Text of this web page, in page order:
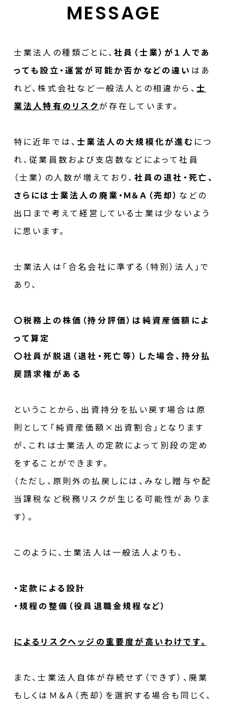
MESSAGE
士業法人の種類ごとに、社員（士業）が１人であ
っても設立・運営が可能か否かなどの違い はあ
れど、株式会社など一般法人との相違から、 士
業法人特有のリスクが存在しています。
特に近年では、士業法人の大規模化が進む につ
れ、従業員数および支店数などによって社員
（士業）の人数が増えており、 社員の退社・死亡、
さらには士業法人の廃業・Ｍ＆Ａ（売却） などの
出口まで考えて経営している士業は少ないよう
に思います。
士業法人は「合名会社に準ずる（特別）法人」で
あり、
〇税務上の株価（持分評価）は純資産価額によ
って算定
〇社員が脱退（退社・死亡等）した場合、持分払
戻請求権がある
ということから、出資持分を払い戻す場合は原
則として「純資産価額×出資割合」となります
が、これは士業法人の定款によって別段の定め
をすることができます。
（ただし、原則外の払戻しには、みなし贈与や配
当課税など税務リスクが生じる可能性がありま
す）。
このように、士業法人は一般法人よりも、
・定款による設計
・規程の整備（役員退職金規程など）
によるリスクヘッジの重要度が高いわけです。
また、士業法人自体が存続せず（できず）、廃業
もしくはＭ＆Ａ（売却）を選択する場合も同じく、